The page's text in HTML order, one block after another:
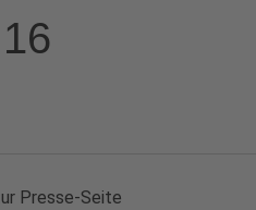
Presse-Seite